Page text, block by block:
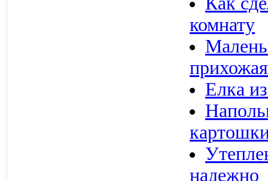
комнату
прихожая
Елка
надежно